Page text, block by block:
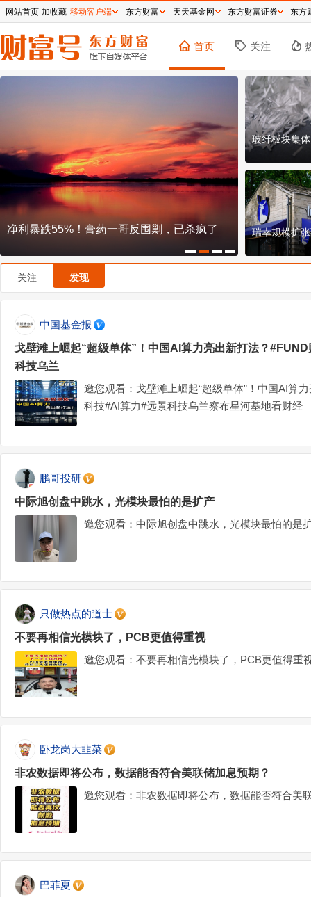
首页 关注
说好十年不卖，段永平减持泡泡玛特言行不
椰子水第
谋
玻纤板块集
瑞幸规模扩
关注 发现
中国基金报
戈壁滩上崛起“超级单体”！中国AI算力亮出新打法？
科技乌兰
邀您观看：戈壁滩上崛起“超级单体”！中国AI算
科技#AI算力#远景科技乌兰察布星河基地看财经
鹏哥投研
中际旭创盘中跳水，光模块最怕的是扩产
邀您观看：中际旭创盘中跳水，光模块最怕的是
只做热点的道士
不要再相信光模块了，PCB更值得重视
邀您观看：不要再相信光模块了，PCB更值得重
卧龙岗大韭菜
非农数据即将公布，数据能否符合美联储加息预期？
邀您观看：非农数据即将公布，数据能否符合美
巴菲夏
网站首页 加收藏 移动客户端 东方财富 天天基金网 东方财富证券 东方